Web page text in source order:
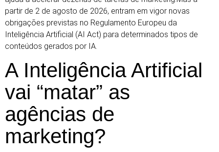
partir de 2 de agosto de 2026, entram em vigor novas
obrigações previstas no Regulamento Europeu da
Inteligência Artificial (AI Act) para determinados tipos de
conteúdos gerados por IA.
A Inteligência Artificial
vai “matar” as
agências de
marketing?